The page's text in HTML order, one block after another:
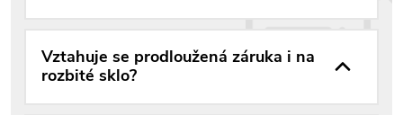
Vztahuje se prodloužená záruka i na
rozbité sklo?